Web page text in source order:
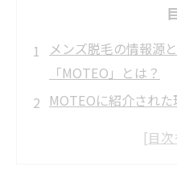
メンズ脱毛の情報源
「MOTEO」とは？
MOTEOに紹介された
✅ 完全都度払い制で安